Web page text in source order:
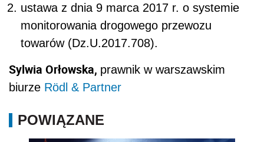
ustawa z dnia 9 marca 2017 r. o systemie
monitorowania drogowego przewozu
towarów (Dz.U.2017.708).
Sylwia Orłowska, prawnik w warszawskim
biurze Rödl & Partner
POWIĄZANE